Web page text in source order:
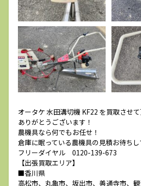
オータケ 水田溝切機 KF22 を買取させて
ありがとうございます！
農機具なら何でもお任せ！
倉庫に眠っている農機具の見積お待ちし
フリーダイヤル 0120-139-673
【出張買取エリア】
■香川県
高松市、丸亀市、坂出市、善通寺市、